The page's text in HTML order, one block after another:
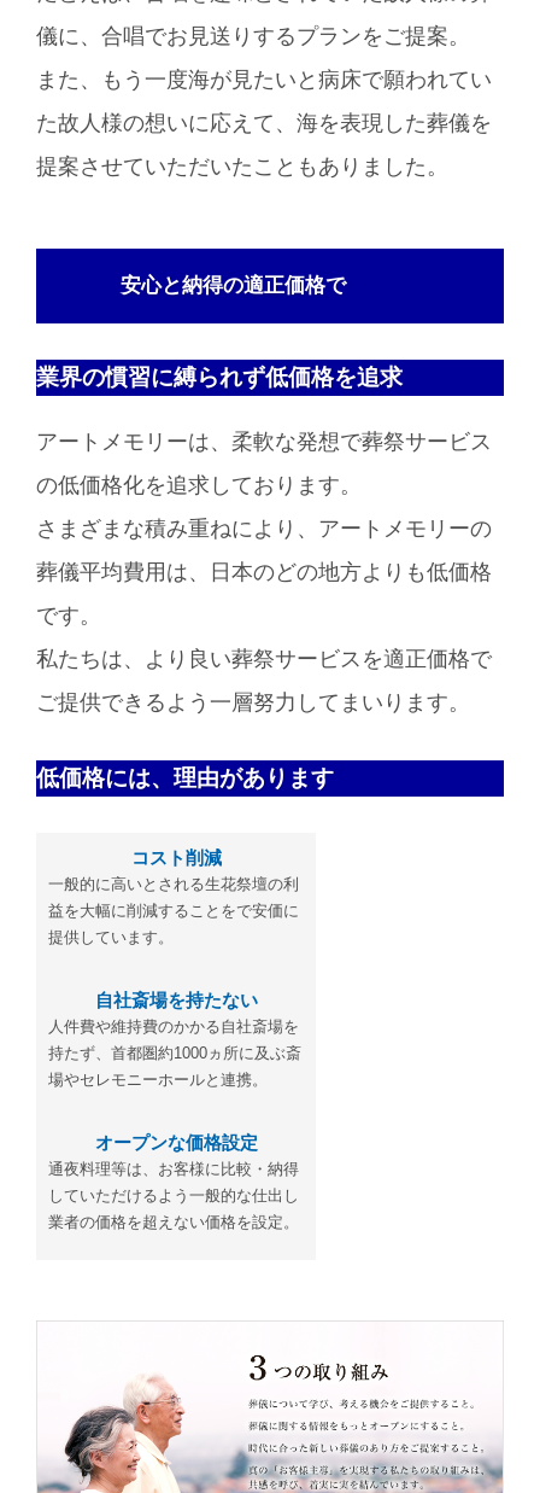
儀に、合唱でお見送りするプランをご提案。
また、もう一度海が見たいと病床で願われてい
た故人様の想いに応えて、海を表現した葬儀を
提案させていただいたこともありました。
安心と納得の適正価格で
業界の慣習に縛られず低価格を追求
アートメモリーは、柔軟な発想で葬祭サービス
の低価格化を追求しております。
さまざまな積み重ねにより、アートメモリーの
葬儀平均費用は、日本のどの地方よりも低価格
です。
私たちは、より良い葬祭サービスを適正価格で
ご提供できるよう一層努力してまいります。
低価格には、理由があります
コスト削減
一般的に高いとされる生花祭壇の利
益を大幅に削減することをで安価に
提供しています。
自社斎場を持たない
人件費や維持費のかかる自社斎場を
持たず、首都圏約1000ヵ所に及ぶ斎
場やセレモニーホールと連携。
オープンな価格設定
通夜料理等は、お客様に比較・納得
していただけるよう一般的な仕出し
業者の価格を超えない価格を設定。